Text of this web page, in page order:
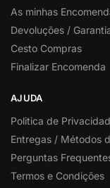
As minhas
Devoluções /
Cesto Compras
Finalizar Encomenda
AJUDA
Politica de
Entregas / Métodos
Perguntas
Termos e Condições